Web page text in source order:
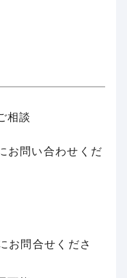
相談
お問い合わせくだ
お問合せくださ